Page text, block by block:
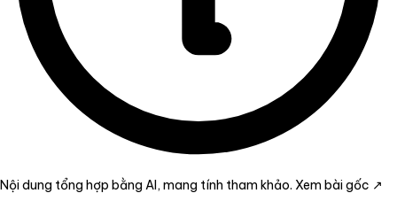
Nội dung tổng hợp bằng AI, mang tính tham khảo. Xem bài gốc ↗